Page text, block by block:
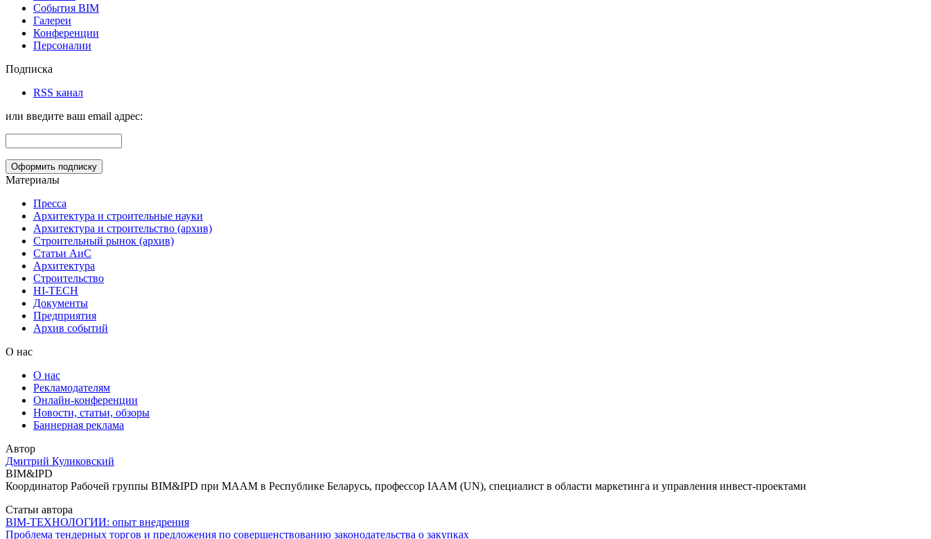
События BIM
Галереи
Конференции
Персоналии
Подписка
RSS канал
или введите ваш email адрес:
Материалы
Пресса
Архитектура и строительные науки
Архитектура и строительство (архив)
Строительный рынок (архив)
Статьи АиС
Архитектура
Строительство
HI-TECH
Документы
Предприятия
Архив событий
О нас
О нас
Рекламодателям
Онлайн-конференции
Новости, статьи, обзоры
Баннерная реклама
Автор
Дмитрий Куликовский
BIM&IPD
Координатор Рабочей группы BIM&IPD при МААМ в Республике Беларусь, профессор IAAM (UN), специалист в области маркетинга и управления инвест-проектами
Статьи автора
BIM-ТЕХНОЛОГИИ: опыт внедрения
Проблема тендерных торгов и предложения по совершенствованию законодательства о закупках